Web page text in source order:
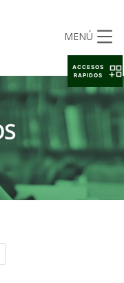
MENÚ
ACCESOS
RAPIDOS